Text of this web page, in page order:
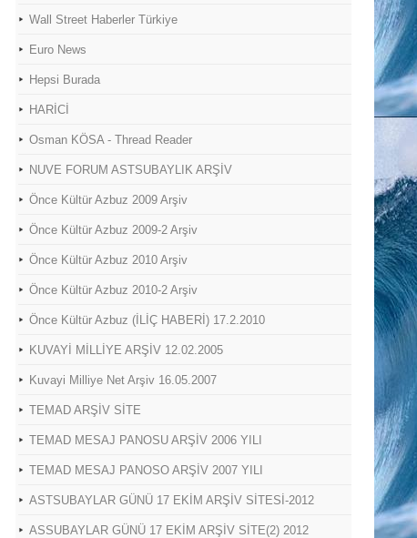
Wall Street Haberler Türkiye
Euro News
Hepsi Burada
HARİCİ
Osman KÖSA - Thread Reader
NUVE FORUM ASTSUBAYLIK ARŞİV
Önce Kültür Azbuz 2009 Arşiv
Önce Kültür Azbuz 2009-2 Arşiv
Önce Kültür Azbuz 2010 Arşiv
Önce Kültür Azbuz 2010-2 Arşiv
Önce Kültür Azbuz (İLİÇ HABERİ) 17.2.2010
KUVAYİ MİLLİYE ARŞİV 12.02.2005
Kuvayi Milliye Net Arşiv 16.05.2007
TEMAD ARŞİV SİTE
TEMAD MESAJ PANOSU ARŞİV 2006 YILI
TEMAD MESAJ PANOSO ARŞİV 2007 YILI
ASTSUBAYLAR GÜNÜ 17 EKİM ARŞİV SİTESİ-2012
ASSUBAYLAR GÜNÜ 17 EKİM ARŞİV SİTE(2) 2012